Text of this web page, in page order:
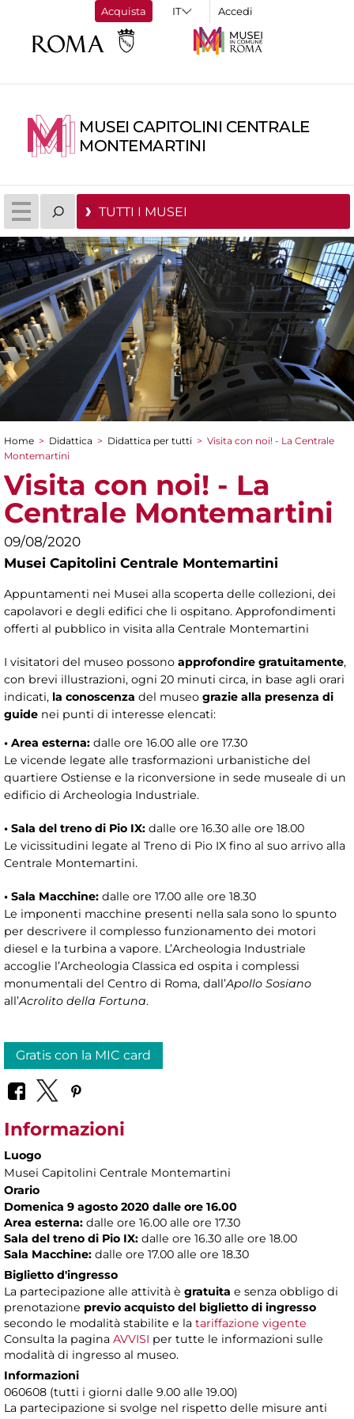
Acquista Accedi
MUSEI CAPITOLINI CENTRALE
MONTEMARTINI
TUTTI I MUSEI
Tu sei qui
Home > Didattica > Didattica per tutti > Visita con noi! - La Centrale
Montemartini
Visita con noi! - La
Centrale Montemartini
09/08/2020
Musei Capitolini Centrale Montemartini
Appuntamenti nei Musei alla scoperta delle collezioni, dei
capolavori e degli edifici che li ospitano. Approfondimenti
offerti al pubblico in visita alla Centrale Montemartini
I visitatori del museo possono approfondire gratuitamente,
con brevi illustrazioni, ogni 20 minuti circa, in base agli orari
indicati, la conoscenza del museo grazie alla presenza di
guide nei punti di interesse elencati:
• Area esterna: dalle ore 16.00 alle ore 17.30
Le vicende legate alle trasformazioni urbanistiche del
quartiere Ostiense e la riconversione in sede museale di un
edificio di Archeologia Industriale.
• Sala del treno di Pio IX: dalle ore 16.30 alle ore 18.00
Le vicissitudini legate al Treno di Pio IX fino al suo arrivo alla
Centrale Montemartini.
• Sala Macchine: dalle ore 17.00 alle ore 18.30
Le imponenti macchine presenti nella sala sono lo spunto
per descrivere il complesso funzionamento dei motori
diesel e la turbina a vapore. L’Archeologia Industriale
accoglie l’Archeologia Classica ed ospita i complessi
monumentali del Centro di Roma, dall’Apollo Sosiano
all’Acrolito della Fortuna.
Gratis con la MIC card
Informazioni
Luogo
Musei Capitolini Centrale Montemartini
Orario
Domenica 9 agosto 2020 dalle ore 16.00
Area esterna: dalle ore 16.00 alle ore 17.30
Sala del treno di Pio IX: dalle ore 16.30 alle ore 18.00
Sala Macchine: dalle ore 17.00 alle ore 18.30
Biglietto d'ingresso
La partecipazione alle attività è gratuita e senza obbligo di
prenotazione previo acquisto del biglietto di ingresso
secondo le modalità stabilite e la tariffazione vigente
Consulta la pagina AVVISI per tutte le informazioni sulle
modalità di ingresso al museo.
Informazioni
060608 (tutti i giorni dalle 9.00 alle 19.00)
La partecipazione si svolge nel rispetto delle misure anti